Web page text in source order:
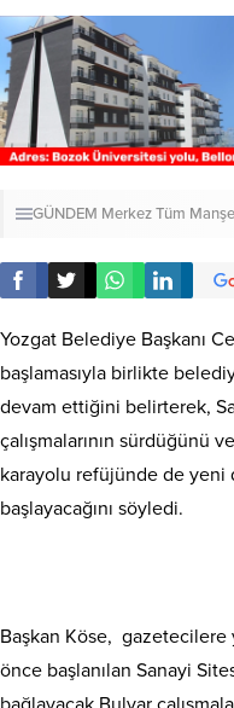
GÜNDEM MerkezTüm
Yozgat Belediye Başkanı
başlamasıyla birlikte
devam ettiğini belirterek,
çalışmalarının sürdüğünü
karayolu refüjünde de yeni
başlayacağını söyledi.
Başkan Köse, gazetecilere
önce başlanılan Sanayi